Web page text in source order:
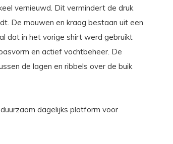
vernieuwd. Dit vermindert de druk
De mouwen en kraag bestaan uit een
dat in het vorige shirt werd gebruikt
en actief vochtbeheer. De
de lagen en ribbels over de buik
dagelijks platform voor